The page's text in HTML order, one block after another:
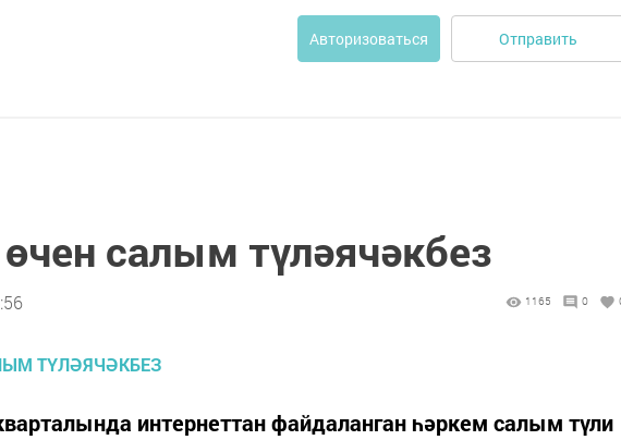
Авторизоваться Отправить
салым түләячәкбез
1165 0
интернеттан файдаланган һәркем салым түли